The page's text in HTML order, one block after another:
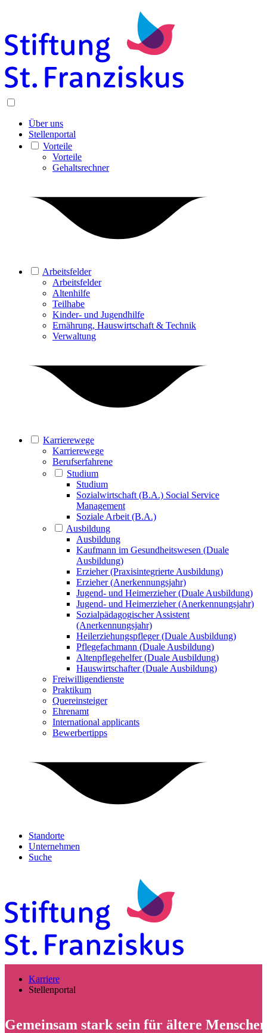
Über uns
Stellenportal
Vorteile
Vorteile
Gehaltsrechner
Arbeitsfelder
Arbeitsfelder
Altenhilfe
Teilhabe
Kinder- und Jugendhilfe
Ernährung, Hauswirtschaft & Technik
Verwaltung
Karrierewege
Karrierewege
Berufserfahrene
Studium
Studium
Sozialwirtschaft (B.A.) Social Service
Management
Soziale Arbeit (B.A.)
Ausbildung
Ausbildung
Kaufmann im Gesundheitswesen (Duale
Ausbildung)
Erzieher (Praxisintegrierte Ausbildung)
Erzieher (Anerkennungsjahr)
Jugend- und Heimerzieher (Duale Ausbildung)
Jugend- und Heimerzieher (Anerkennungsjahr)
Sozialpädagogischer Assistent
(Anerkennungsjahr)
Heilerziehungspfleger (Duale Ausbildung)
Pflegefachmann (Duale Ausbildung)
Altenpflegehelfer (Duale Ausbildung)
Hauswirtschafter (Duale Ausbildung)
Freiwilligendienste
Praktikum
Quereinsteiger
Ehrenamt
International applicants
Bewerbertipps
Standorte
Unternehmen
Suche
Karriere
Stellenportal
Gemeinsam stark sein für ältere